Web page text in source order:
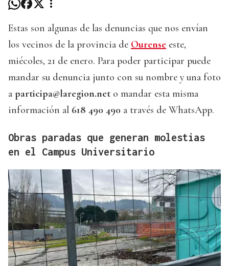
Estas son algunas de las denuncias que nos envían
los vecinos de la provincia de Ourense este,
miécoles, 21 de enero. Para poder participar puede
mandar su denuncia junto con su nombre y una foto
a participa@laregion.net o mandar esta misma
información al 618 490 490 a través de WhatsApp.
Obras paradas que generan molestias
en el Campus Universitario